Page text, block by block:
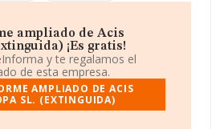
se encuentra en Calle Castillo De
de la que dispone INFORMA
en el ámbito nacional la
cifra de 7.139 millones de euros y
las compañías es de 105 mil euros
relación con la información de la
ampliado de Acis
¡Es gratis!
y te regalamos el
de esta empresa.
AMPLIADO DE ACIS
SL. (EXTINGUIDA)